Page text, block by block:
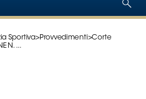
Sportiva>Provvedimenti>Corte
N. ...